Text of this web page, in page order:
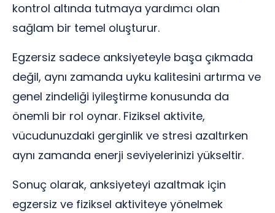
kontrol altında tutmaya yardımcı olan
sağlam bir temel oluşturur.
Egzersiz sadece anksiyeteyle başa çıkmada
değil, aynı zamanda uyku kalitesini artırma ve
genel zindeliği iyileştirme konusunda da
önemli bir rol oynar. Fiziksel aktivite,
vücudunuzdaki gerginlik ve stresi azaltırken
aynı zamanda enerji seviyelerinizi yükseltir.
Sonuç olarak, anksiyeteyi azaltmak için
egzersiz ve fiziksel aktiviteye yönelmek